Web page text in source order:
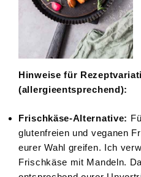
Hinweise für
(allergieentsprechend):
Frischkäse-Alternative:
glutenfreien und veganen
eurer Wahl greifen. Ich
Frischkäse mit Mandeln.